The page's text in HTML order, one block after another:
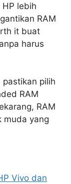
lebih
RAM
it buat
harus
pastikan pilih
RAM
RAM
muda yang
Vivo dan